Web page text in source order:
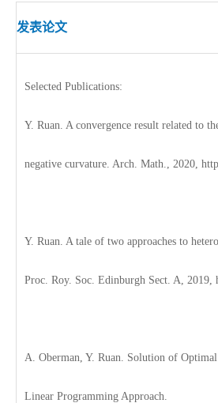
发表论文
Selected Publications:
Y. Ruan. A convergence result related to
negative curvature. Arch. Math., 2020,
Y. Ruan. A tale of two approaches to
Proc. Roy. Soc. Edinburgh Sect. A,
A. Oberman, Y. Ruan. Solution of
Linear Programming Approach.